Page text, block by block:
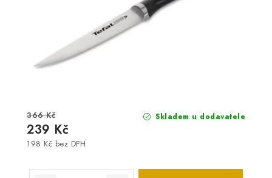
Skladem u dodavatele
198 Kč bez DPH
239 Kč
366 Kč